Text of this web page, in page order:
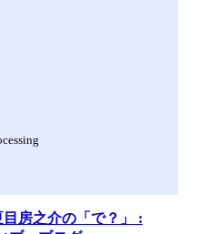
目房之介の「で？」 :